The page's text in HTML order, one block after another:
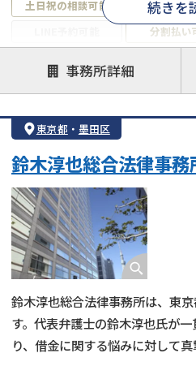
土日祝の相談可能
19時以降電
分割払い
借金返済相談・交渉
自己破
個人再生
会社破産・法人破産
住宅ロ
カードローン
続きを
事務所詳細
東京都 ・ 墨田区
鈴木淳也総合法律事務
鈴木淳也総合法律事務所は、東
す。代表弁護士の鈴木淳也氏が
り、借金に関する悩みに対して
てくれるのが特徴です。任意整